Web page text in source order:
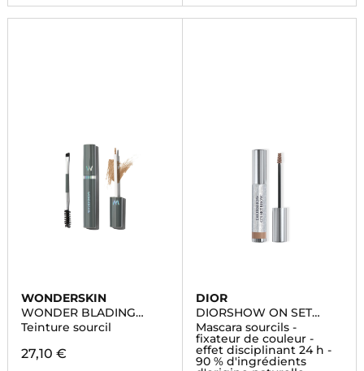
WONDERSKIN
WONDER BLADING
BROW STAIN & GO
MASQUE
Teinture sourcil
27,10 €
DIOR
DIORSHOW ON SET
BROW
Mascara sourcils -
fixateur de couleur -
effet disciplinant 24 h -
90 % d'ingrédients